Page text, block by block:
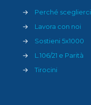
→
Perché sceglierci
→
Lavora con noi
→
Sostieni 5x1000
→
L.106/21 e Parità
→
Tirocini